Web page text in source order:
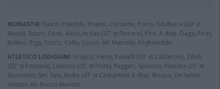
MONASTIR: Fusco, Piseddu, Pisano, Corcione, Porru, Gibilterra (29' st
Masia), Suazo, Conti, Aloia, Ardau (37' st Ferraro), Piro. A disp. Daga, Piras,
Bellino, Piga, Tocco, Collu, Cocco. All. Marcello Angheleddu
ATLETICO LODIGIANI: Grujicic, Farini, Paolelli (29' st Calderoni), Zitelli
(25' st Fontana), Lancioni (25' st Fiore), Ruggeri, Spinozzi, Voncina (25' st
Guccione), Sini, Sani, Botta (47' st Costantini). A disp. Brusca, De Santis,
Venturi. All. Marco Mariotti